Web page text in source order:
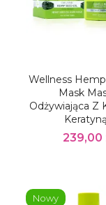
Wellness
Mask
Odżywiająca Z
239,00
Nowy